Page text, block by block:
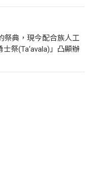
祭典，現今配合族人工
祭(Ta‘avala)」凸顯辦